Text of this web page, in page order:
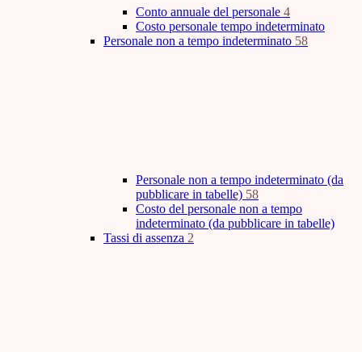
Conto annuale del personale 4
Costo personale tempo indeterminato
Personale non a tempo indeterminato 58
Personale non a tempo indeterminato (da
pubblicare in tabelle) 58
Costo del personale non a tempo
indeterminato (da pubblicare in tabelle)
Tassi di assenza 2